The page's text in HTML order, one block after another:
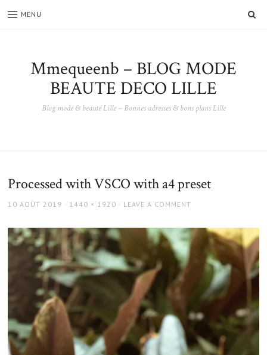
MENU
Mmequeenb – BLOG MODE
BEAUTE DECO LILLE
Blog mode & beauté Lille – Bonnes adresses & bons plans Lille
Processed with VSCO with a4 preset
POSTED
10 AOÛT 2019
FULL
1440 × 1920 LEAVE A COMMENT